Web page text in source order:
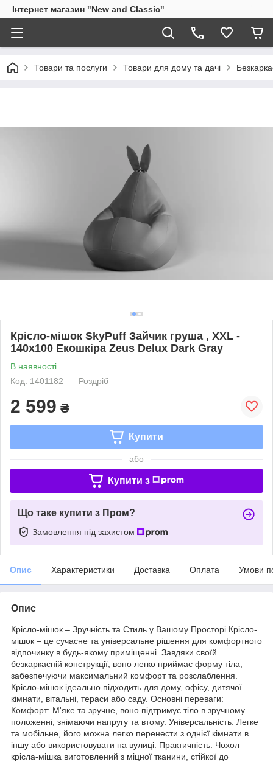
Інтернет магазин "New and Classic"
Товари та послуги Товари для дому та дачі
Крісло-мішок SkyPuff Зайчик груша , XXL -
140х100 Екошкіра Zeus Delux Dark Gray
В наявності
Код: 1401182
Роздріб
2 599 ₴
Купити
або
Купити з
Що таке купити з Пром?
Замовлення під захистом
Опис Характеристики Доставка Оплата Умови
Опис
Крісло-мішок – Зручність та Стиль у Вашому Просторі Крісло-
мішок – це сучасне та універсальне рішення для комфортного
відпочинку в будь-якому приміщенні. Завдяки своїй
безкаркасній конструкції, воно легко приймає форму тіла,
забезпечуючи максимальний комфорт та розслаблення.
Крісло-мішок ідеально підходить для дому, офісу, дитячої
кімнати, вітальні, тераси або саду. Основні переваги:
Комфорт: М'яке та зручне, воно підтримує тіло в зручному
положенні, знімаючи напругу та втому. Універсальність: Легке
та мобільне, його можна легко перенести з однієї кімнати в
іншу або використовувати на вулиці. Практичність: Чохол
крісла-мішка виготовлений з міцної тканини, стійкої до